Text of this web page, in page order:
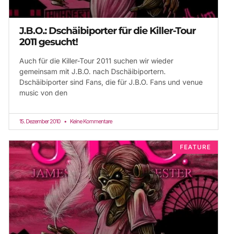
J.B.O.: Dschäibiporter für die Killer-Tour
2011 gesucht!
Auch für die Killer-Tour 2011 suchen wir wieder
gemeinsam mit J.B.O. nach Dschäibiportern.
Dschäibiporter sind Fans, die für J.B.O. Fans und venue
music von den
15. Dezember 2010 Keine Kommentare
FEATURE